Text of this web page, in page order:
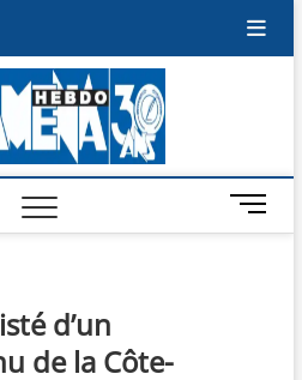
M
e
d’un
de la Côte-